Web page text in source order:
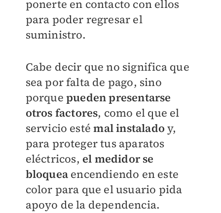
ponerte en contacto con ellos
para poder regresar el
suministro.
Cabe decir que no significa que
sea por falta de pago, sino
porque pueden presentarse
otros factores, como el que el
servicio estémal instalado y,
para proteger tus aparatos
eléctricos, el medidor se
bloquea encendiendo en este
color para que el usuario pida
apoyo de la dependencia.